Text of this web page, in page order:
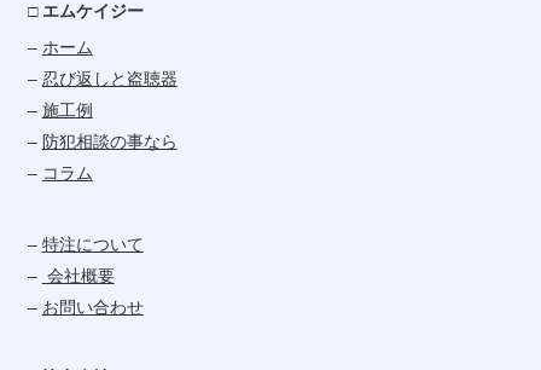
□ エムケイジー
– ホーム
– 忍び返しと盗聴器
– 施工例
– 防犯相談の事なら
– コラム
– 特注について
– 会社概要
– お問い合わせ